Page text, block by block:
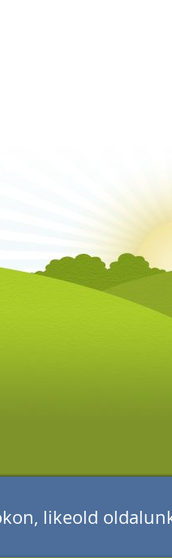
likeold